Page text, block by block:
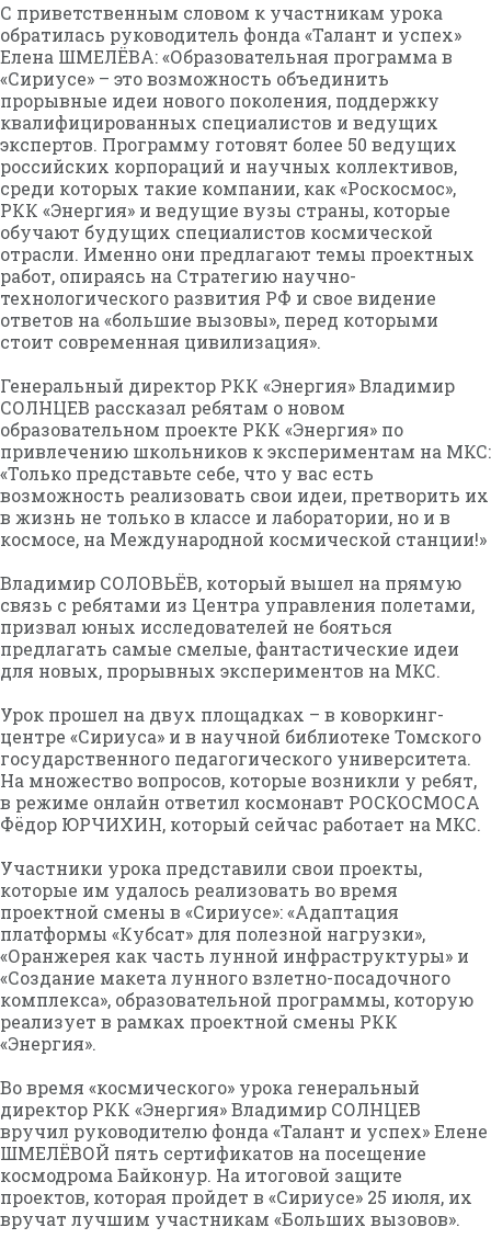
С приветственным словом к участникам урока
обратилась руководитель фонда «Талант и успех»
Елена ШМЕЛЁВА: «Образовательная программа в
«Сириусе» – это возможность объединить
прорывные идеи нового поколения, поддержку
квалифицированных специалистов и ведущих
экспертов. Программу готовят более 50 ведущих
российских корпораций и научных коллективов,
среди которых такие компании, как «Роскосмос»,
РКК «Энергия» и ведущие вузы страны, которые
обучают будущих специалистов космической
отрасли. Именно они предлагают темы проектных
работ, опираясь на Стратегию научно-
технологического развития РФ и свое видение
ответов на «большие вызовы», перед которыми
стоит современная цивилизация».
Генеральный директор РКК «Энергия» Владимир
СОЛНЦЕВ рассказал ребятам о новом
образовательном проекте РКК «Энергия» по
привлечению школьников к экспериментам на МКС:
«Только представьте себе, что у вас есть
возможность реализовать свои идеи, претворить их
в жизнь не только в классе и лаборатории, но и в
космосе, на Международной космической станции!»
Владимир СОЛОВЬЁВ, который вышел на прямую
связь с ребятами из Центра управления полетами,
призвал юных исследователей не бояться
предлагать самые смелые, фантастические идеи
для новых, прорывных экспериментов на МКС.
Урок прошел на двух площадках – в коворкинг-
центре «Сириуса» и в научной библиотеке Томского
государственного педагогического университета.
На множество вопросов, которые возникли у ребят,
в режиме онлайн ответил космонавт РОСКОСМОСА
Фёдор ЮРЧИХИН, который сейчас работает на МКС.
Участники урока представили свои проекты,
которые им удалось реализовать во время
проектной смены в «Сириусе»: «Адаптация
платформы «Кубсат» для полезной нагрузки»,
«Оранжерея как часть лунной инфраструктуры» и
«Создание макета лунного взлетно-посадочного
комплекса», образовательной программы, которую
реализует в рамках проектной смены РКК
«Энергия».
Во время «космического» урока генеральный
директор РКК «Энергия» Владимир СОЛНЦЕВ
вручил руководителю фонда «Талант и успех» Елене
ШМЕЛЁВОЙ пять сертификатов на посещение
космодрома Байконур. На итоговой защите
проектов, которая пройдет в «Сириусе» 25 июля, их
вручат лучшим участникам «Больших вызовов».